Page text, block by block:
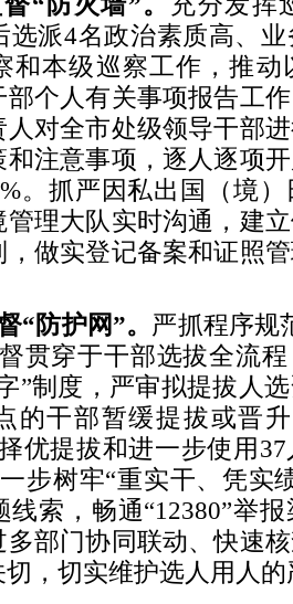
选派4名政治素质高、
和本级巡察工作，推动
个人有关事项报告工
人对全市处级领导干部
注意事项，逐人逐项
。抓严因私出国（境
管理大队实时沟通，建
，做实登记备案和证照
“防护网”。 严抓程序规
贯穿于干部选拔全流
”制度，严审拟提拔人
的干部暂缓提拔或晋
优提拔和进一步使用
步树牢“重实干、凭实
线索，畅通“12380”举
部门协同联动、快速
，切实维护选人用人